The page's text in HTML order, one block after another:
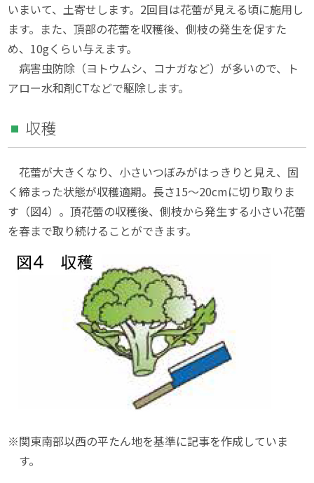
いまいて、土寄せします。2回目は花蕾が見える頃に施用し
ます。また、頂部の花蕾を収穫後、側枝の発生を促すた
め、10gくらい与えます。
病害虫防除（ヨトウムシ、コナガなど）が多いので、ト
アロー水和剤CTなどで駆除します。
収穫
花蕾が大きくなり、小さいつぼみがはっきりと見え、固
く締まった状態が収穫適期。長さ15〜20cmに切り取りま
す（図4）。頂花蕾の収穫後、側枝から発生する小さい花蕾
を春まで取り続けることができます。
※関東南部以西の平たん地を基準に記事を作成していま
す。